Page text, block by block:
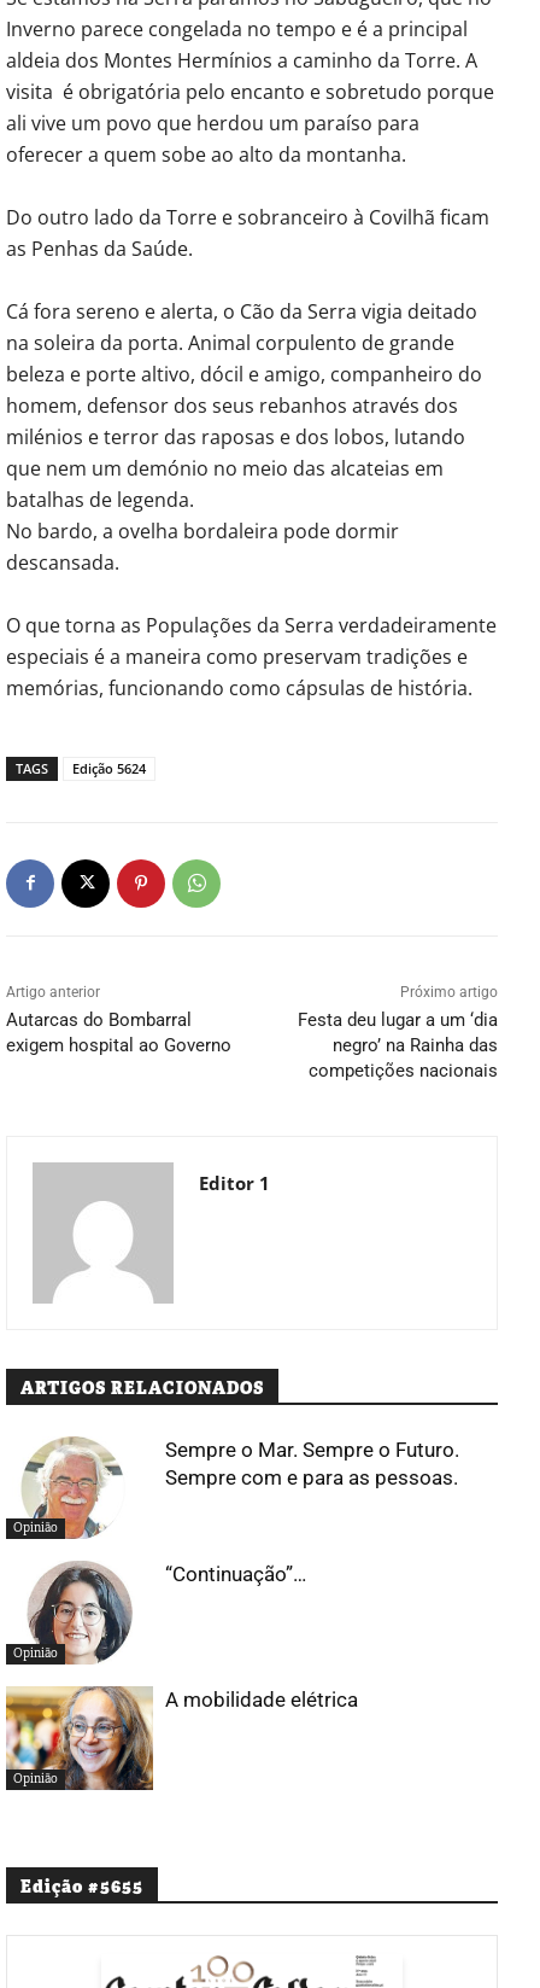
Inverno parece congelada no tempo e é a principal
aldeia dos Montes Hermínios a caminho da Torre. A
visita é obrigatória pelo encanto e sobretudo porque
ali vive um povo que herdou um paraíso para
oferecer a quem sobe ao alto da montanha.
Do outro lado da Torre e sobranceiro à Covilhã ficam
as Penhas da Saúde.
Cá fora sereno e alerta, o Cão da Serra vigia deitado
na soleira da porta. Animal corpulento de grande
beleza e porte altivo, dócil e amigo, companheiro do
homem, defensor dos seus rebanhos através dos
milénios e terror das raposas e dos lobos, lutando
que nem um demónio no meio das alcateias em
batalhas de legenda.
No bardo, a ovelha bordaleira pode dormir
descansada.
O que torna as Populações da Serra verdadeiramente
especiais é a maneira como preservam tradições e
memórias, funcionando como cápsulas de história.
TAGS Edição 5624
Artigo anterior
Autarcas do Bombarral
exigem hospital ao Governo
Próximo artigo
Festa deu lugar a um ‘dia
negro’ na Rainha das
competições nacionais
Editor 1
ARTIGOS RELACIONADOS
Opinião
Sempre o Mar. Sempre o Futuro.
Sempre com e para as pessoas.
Opinião
“Continuação”…
Opinião
A mobilidade elétrica
Edição #5655